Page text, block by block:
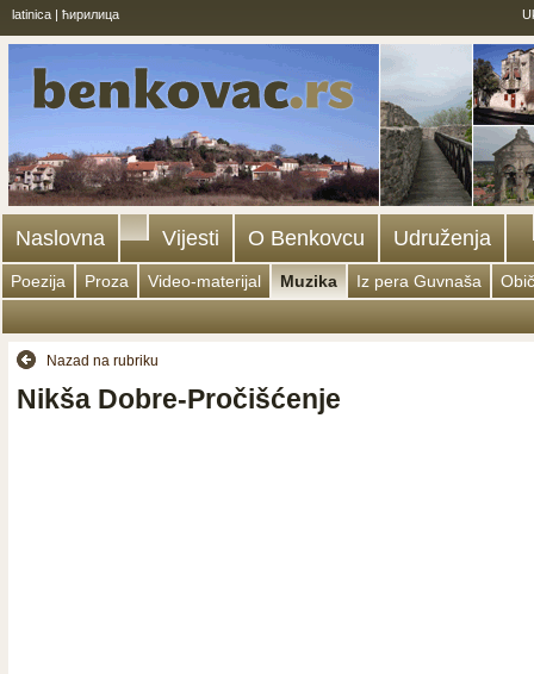
latinica | ћирилица
Naslovna Vijesti O Benkovcu Udruženja
Poezija Proza Video-materijal Muzika Iz pera Guvnaša
Nazad na rubriku
Nikša Dobre-Pročišćenje